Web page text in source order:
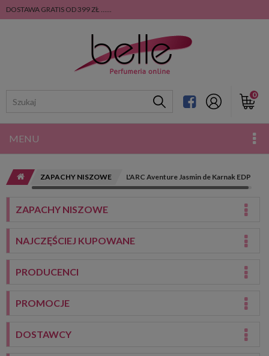
DOSTAWA GRATIS OD 399 ZŁ ......
0
MENU
ZAPACHY NISZOWE L'ARC Aventure Jasmin de Karnak EDP
ZAPACHY NISZOWE
NAJCZĘŚCIEJ KUPOWANE
PRODUCENCI
PROMOCJE
DOSTAWCY